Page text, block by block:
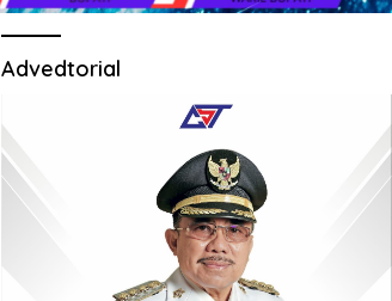
Advedtorial